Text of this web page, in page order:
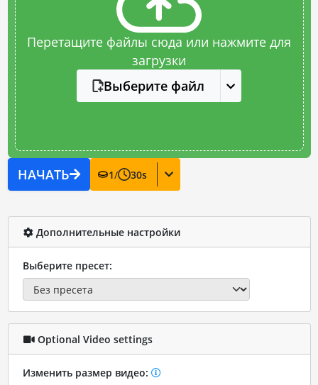
Перетащите файлы сюда или нажмите для
загрузки
Выберите файл
НАЧАТЬ 1/ 30s
Дополнительные настройки
Выберите пресет:
Optional Video settings
Изменить размер видео: